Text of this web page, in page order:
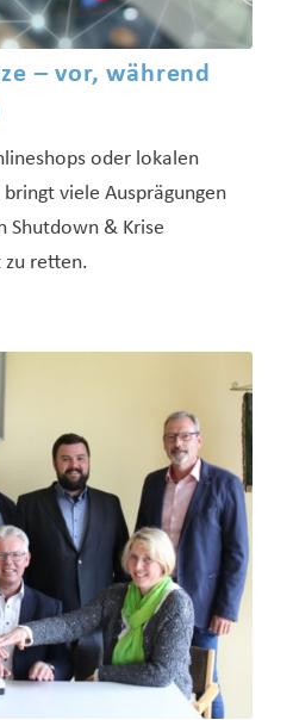
– vor, während
oder lokalen
viele Ausprägungen
Shutdown & Krise
zu retten.